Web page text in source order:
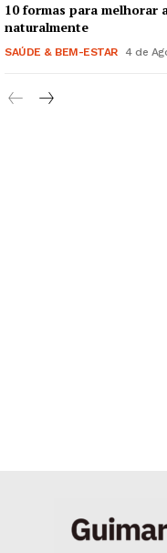
Europa
Grande Entrevista
Quero ser Assinante
10 formas para melhorar
naturalmente
SAÚDE & BEM-ESTAR 4 de